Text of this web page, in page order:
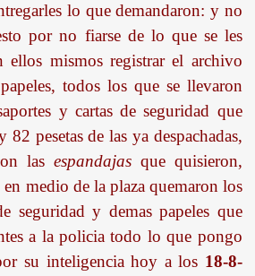
lo que demandaron: y no
por no fiarse de lo que se les
ellos mismos registrar el archivo
todos los que se llevaron
y cartas de seguridad que
82 pesetas de las ya despachadas,
las espandajasque quisieron,
medio de la plaza quemaron los
seguridad y demas papeles que
a la policia todo lo que pongo
su inteligencia hoy a los 18-8-